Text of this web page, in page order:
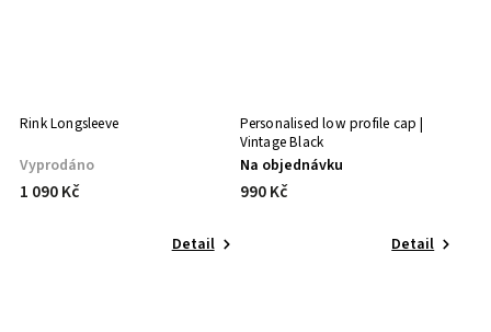
Rink Longsleeve
Vyprodáno
1 090 Kč
Detail
Personalised low profile cap |
Vintage Black
Na objednávku
990 Kč
Detail